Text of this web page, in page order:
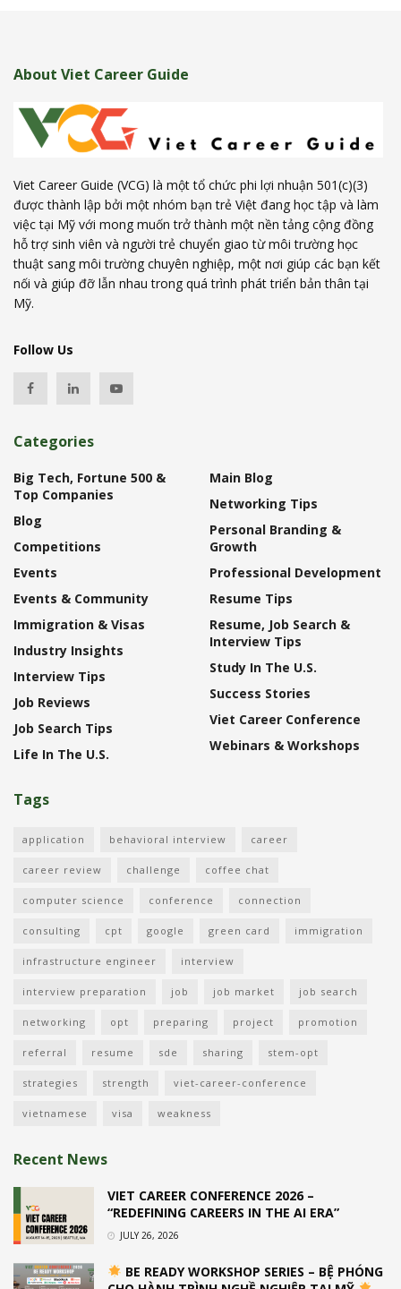
About Viet Career Guide
Viet Career Guide (VCG) là một tổ chức phi lợi nhuận 501(c)(3)
được thành lập bởi một nhóm bạn trẻ Việt đang học tập và làm
việc tại Mỹ với mong muốn trở thành một nền tảng cộng đồng
hỗ trợ sinh viên và người trẻ chuyển giao từ môi trường học
thuật sang môi trường chuyên nghiệp, một nơi giúp các bạn kết
nối và giúp đỡ lẫn nhau trong quá trình phát triển bản thân tại
Mỹ.
Follow Us
Categories
Big Tech, Fortune 500 &
Top Companies
Blog
Competitions
Events
Events & Community
Immigration & Visas
Industry Insights
Interview Tips
Job Reviews
Job Search Tips
Life In The U.S.
Main Blog
Networking Tips
Personal Branding &
Growth
Professional Development
Resume Tips
Resume, Job Search &
Interview Tips
Study In The U.S.
Success Stories
Viet Career Conference
Webinars & Workshops
Tags
application behavioral interview career
career review challenge coffee chat
computer science conference connection
consulting cpt google green card immigration
infrastructure engineer interview
interview preparation job job market job search
networking opt preparing project promotion
referral resume sde sharing stem-opt
strategies strength viet-career-conference
vietnamese visa weakness
Recent News
VIET CAREER CONFERENCE 2026 –
“REDEFINING CAREERS IN THE AI ERA”
JULY 26, 2026
BE READY WORKSHOP SERIES – BỆ PHÓNG